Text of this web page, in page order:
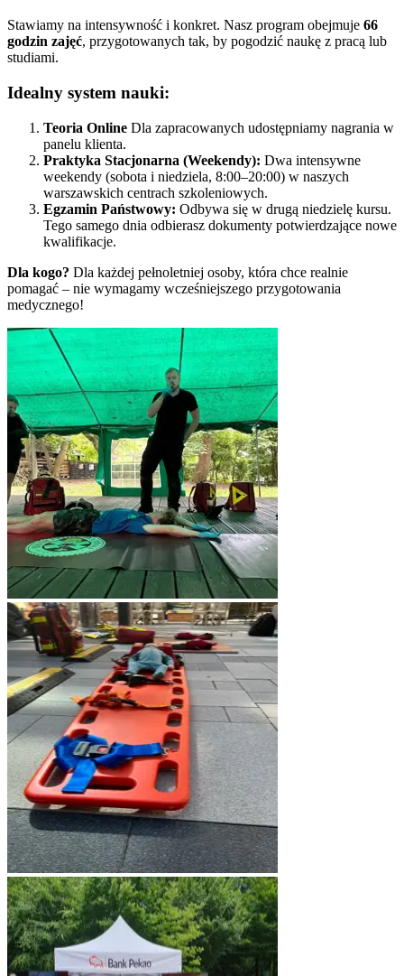
Stawiamy na intensywność i konkret. Nasz program obejmuje 66
godzin zajęć, przygotowanych tak, by pogodzić naukę z pracą lub
studiami.
Idealny system nauki:
Teoria Online Dla zapracowanych udostępniamy nagrania w
panelu klienta.
Praktyka Stacjonarna (Weekendy): Dwa intensywne
weekendy (sobota i niedziela, 8:00–20:00) w naszych
warszawskich centrach szkoleniowych.
Egzamin Państwowy: Odbywa się w drugą niedzielę kursu.
Tego samego dnia odbierasz dokumenty potwierdzające nowe
kwalifikacje.
Dla kogo? Dla każdej pełnoletniej osoby, która chce realnie
pomagać – nie wymagamy wcześniejszego przygotowania
medycznego!